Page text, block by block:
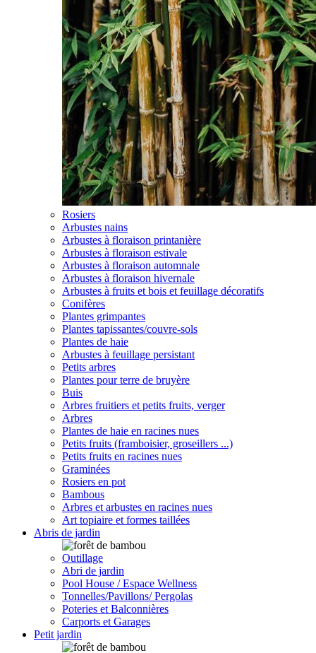
Rosiers
Arbustes nains
Arbustes à floraison printanière
Arbustes à floraison estivale
Arbustes à floraison automnale
Arbustes à floraison hivernale
Arbustes à fruits et bois et feuillage décoratifs
Conifères
Plantes grimpantes
Plantes tapissantes/couvre-sols
Plantes de haie
Arbustes à feuillage persistant
Petits arbres
Plantes pour terre de bruyère
Buis
Arbres fruitiers et petits fruits, verger
Arbres
Plantes de haie en racines nues
Petits fruits (framboisier, groseillers ...)
Petits fruits en racines nues
Graminées
Rosiers en pot
Bambous
Arbres et arbustes en racines nues
Art topiaire et formes taillées
Abris de jardin
Outillage
Abri de jardin
Pool House / Espace Wellness
Tonnelles/Pavillons/ Pergolas
Poteries et Balconnières
Carports et Garages
Petit jardin